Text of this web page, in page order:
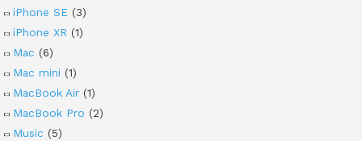
iPhone SE (3)
iPhone XR (1)
Mac (6)
Mac mini (1)
MacBook Air (1)
MacBook Pro (2)
Music (5)